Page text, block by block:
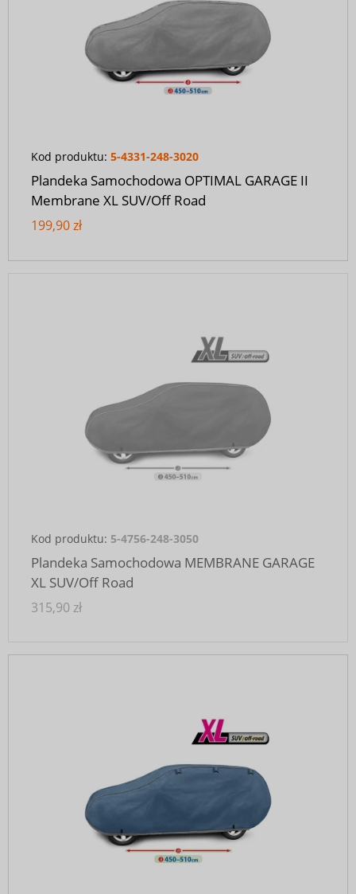
Kod produktu: 5-4331-248-3020
Plandeka Samochodowa OPTIMAL GARAGE II
Membrane XL SUV/Off Road
199,90 zł
Kod produktu: 5-4756-248-3050
Plandeka Samochodowa MEMBRANE GARAGE
XL SUV/Off Road
315,90 zł